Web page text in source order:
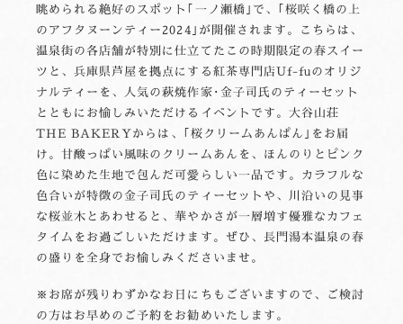
眺められる絶好のスポット｢一ノ瀬橋｣で、｢桜咲く橋の上
のアフタヌーンティー2024｣が開催されます。こちらは、
温泉街の各店舗が特別に仕立てたこの時期限定の春スイー
ツと、兵庫県芦屋を拠点にする紅茶専門店Uf-fuのオリジ
ナルティーを、人気の萩焼作家･金子司氏のティーセット
とともにお愉しみいただけるイベントです。大谷山荘
THE BAKERYからは、｢桜クリームあんぱん｣をお届
け。甘酸っぱい風味のクリームあんを、ほんのりとピンク
色に染めた生地で包んだ可愛らしい一品です。カラフルな
色合いが特徴の金子司氏のティーセットや、川沿いの見事
な桜並木とあわせると、華やかさが一層増す優雅なカフェ
タイムをお過ごしいただけます。ぜひ、長門湯本温泉の春
の盛りを全身でお愉しみくださいませ。
※お席が残りわずかなお日にちもございますので、ご検討
の方はお早めのご予約をお勧めいたします。